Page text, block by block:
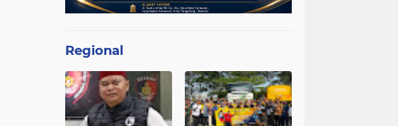
Regional